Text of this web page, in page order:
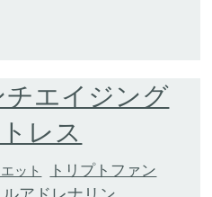
チエイジング
レス
ット トリプトファン